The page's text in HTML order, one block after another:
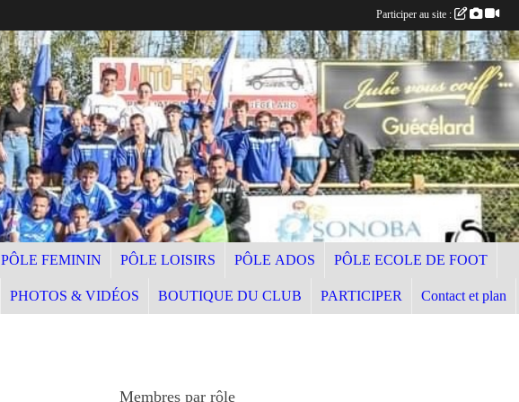
PÔLE FEMININ PÔLE LOISIRS PÔLE ADOS PÔLE ECOLE DE FOOT
PHOTOS & VIDÉOS BOUTIQUE DU CLUB PARTICIPER Contact et plan
Membres par rôle
Participer au site :